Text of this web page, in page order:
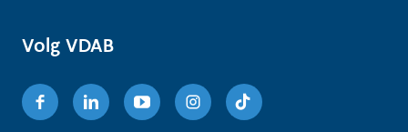
Volg VDAB
FacebookLinkedinYoutubeInstagram